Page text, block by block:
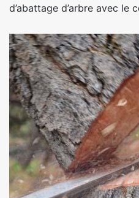
d’abattage d’arbre avec le